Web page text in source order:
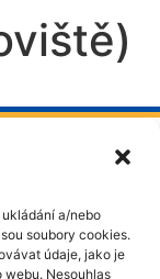
a/nebo
soubory cookies.
údaje, jako je
webu. Nesouhlas